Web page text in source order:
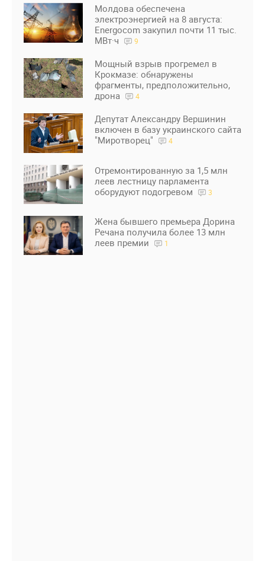
Молдова обеспечена
электроэнергией на 8 августа:
Energocom закупил почти 11 тыс.
МВт·ч
9
Мощный взрыв прогремел в
Крокмазе: обнаружены
фрагменты, предположительно,
дрона
4
Депутат Александру Вершинин
включен в базу украинского сайта
"Миротворец"
4
Отремонтированную за 1,5 млн
леев лестницу парламента
оборудуют подогревом
3
Жена бывшего премьера Дорина
Речана получила более 13 млн
леев премии
1